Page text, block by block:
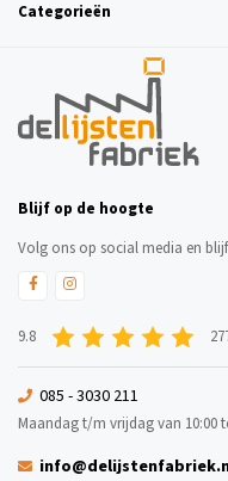
Categorieën
Blijf op de hoogte
Volg ons op social media en
9.8
085 - 3030 211
Maandag t/m vrijdag van 10:00